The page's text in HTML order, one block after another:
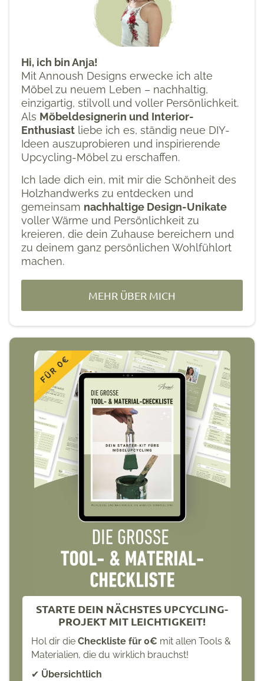
Hi, ich bin Anja!
Mit Annoush Designs erwecke ich alte
Möbel zu neuem Leben – nachhaltig,
einzigartig, stilvoll und voller Persönlichkeit.
Als Möbeldesignerin und Interior-
Enthusiast liebe ich es, ständig neue DIY-
Ideen auszuprobieren und inspirierende
Upcycling-Möbel zu erschaffen.
Ich lade dich ein, mit mir die Schönheit des
Holzhandwerks zu entdecken und
gemeinsam nachhaltige Design-Unikate
voller Wärme und Persönlichkeit zu
kreieren, die dein Zuhause bereichern und
zu deinem ganz persönlichen Wohlfühlort
machen.
MEHR ÜBER MICH
STARTE DEIN NÄCHSTES UPCYCLING-
PROJEKT MIT LEICHTIGKEIT!
Hol dir die Checkliste für 0€ mit allen Tools &
Materialien, die du wirklich brauchst!
✔ Übersichtlich